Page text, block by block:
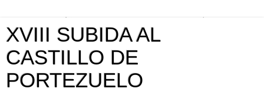
XVIII SUBIDA AL
CASTILLO DE
PORTEZUELO